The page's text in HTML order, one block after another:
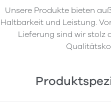
Unsere Produkte bieten
Haltbarkeit und Leistung.
Lieferung sind wir stolz